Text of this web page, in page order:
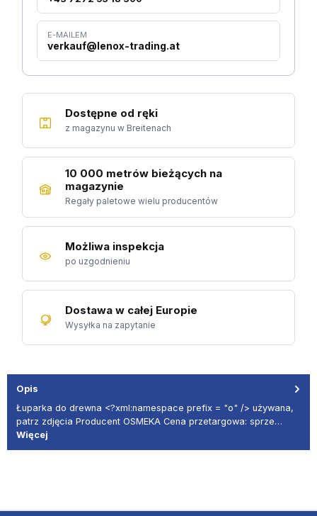
E-MAILEM
verkauf@lenox-trading.at
Dostępne od ręki
z magazynu w Breitenach
10 000 metrów bieżących na
magazynie
Regały paletowe wielu producentów
Możliwa inspekcja
po uzgodnieniu
Dostawa w całej Europie
Wysyłka na zapytanie
Opis
Łuparka do drewna <?xml:namespace prefix = "o" /> używana,
patrz zdjęcia Producent OSMEKA Cena przetargowa: sprze…
Więcej